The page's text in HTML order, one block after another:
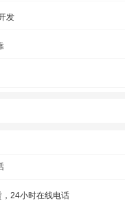
发
24小时在线电话